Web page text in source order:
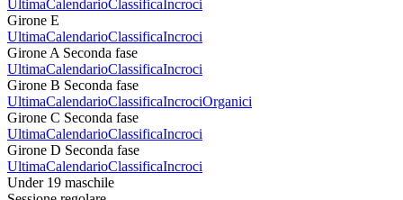
UltimaCalendarioClassificaIncroci
Girone E
UltimaCalendarioClassificaIncroci
Girone A Seconda fase
UltimaCalendarioClassificaIncroci
Girone B Seconda fase
UltimaCalendarioClassificaIncrociOrganici
Girone C Seconda fase
UltimaCalendarioClassificaIncroci
Girone D Seconda fase
UltimaCalendarioClassificaIncroci
Under 19 maschile